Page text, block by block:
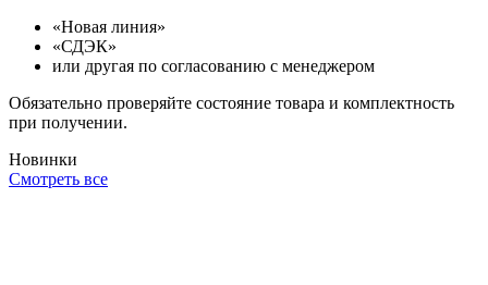
«Новая линия»
«СДЭК»
или другая по согласованию с менеджером
Обязательно проверяйте состояние товара и комплектность
при получении.
Новинки
Смотреть все